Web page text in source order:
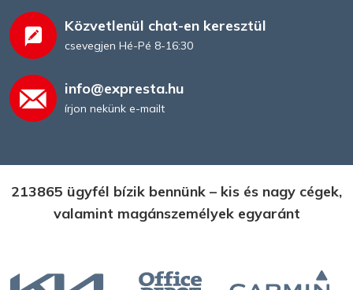
Közvetlenül chat-en keresztül
csevegjen Hé-Pé 8-16:30
info@expresta.hu
írjon nekünk e-mailt
213865 ügyfél bízik bennünk – kis és nagy cégek,
valamint magánszemélyek egyaránt